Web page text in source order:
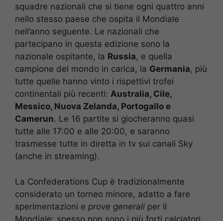
squadre nazionali che si tiene ogni quattro anni
nello stesso paese che ospita il Mondiale
nell’anno seguente. Le nazionali che
partecipano in questa edizione sono la
nazionale ospitante, la Russia, e quella
campione del mondo in carica, la Germania, più
tutte quelle hanno vinto i rispettivi trofei
continentali più recenti: Australia, Cile,
Messico, Nuova Zelanda, Portogallo e
Camerun. Le 16 partite si giocheranno quasi
tutte alle 17:00 e alle 20:00, e saranno
trasmesse tutte in diretta in tv sui canali Sky
(anche in streaming).
La Confederations Cup è tradizionalmente
considerato un torneo minore, adatto a fare
sperimentazioni e prove generali per il
Mondiale: spesso non sono i più forti calciatori